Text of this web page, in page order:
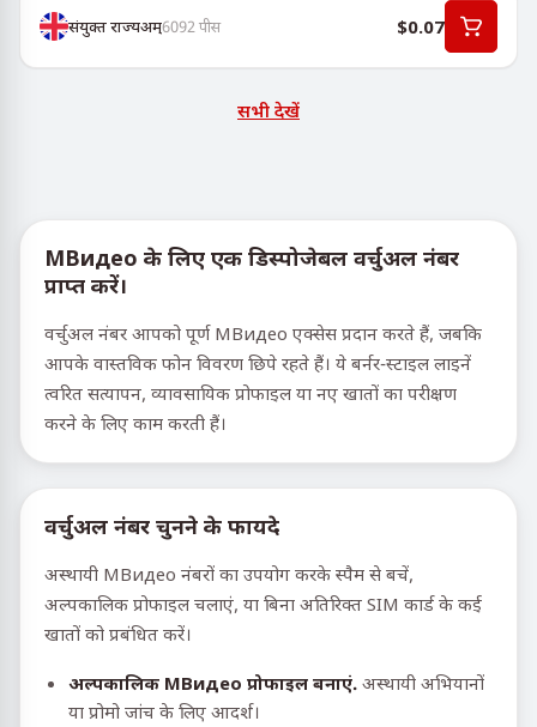
संयुक्त राज्यअम्6092 पीस $0.07
सभी देखें
МВидео के लिए एक डिस्पोजेबल वर्चुअल नंबर
प्राप्त करें।
वर्चुअल नंबर आपको पूर्ण МВидео एक्सेस प्रदान करते हैं, जबकि
आपके वास्तविक फोन विवरण छिपे रहते हैं। ये बर्नर-स्टाइल लाइनें
त्वरित सत्यापन, व्यावसायिक प्रोफाइल या नए खातों का परीक्षण
करने के लिए काम करती हैं।
वर्चुअल नंबर चुनने के फायदे
अस्थायी МВидео नंबरों का उपयोग करके स्पैम से बचें,
अल्पकालिक प्रोफाइल चलाएं, या बिना अतिरिक्त SIM कार्ड के कई
खातों को प्रबंधित करें।
अल्पकालिक МВидео प्रोफाइल बनाएं. अस्थायी अभियानों
या प्रोमो जांच के लिए आदर्श।